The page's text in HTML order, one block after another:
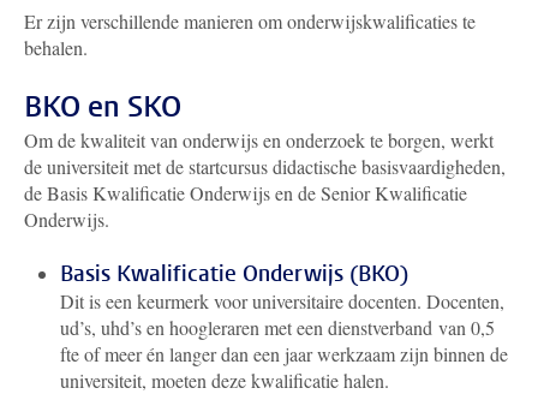
Er zijn verschillende manieren om onderwijskwalificaties te
behalen.
BKO en SKO
Om de kwaliteit van onderwijs en onderzoek te borgen, werkt
de universiteit met de startcursus didactische basisvaardigheden,
de Basis Kwalificatie Onderwijs en de Senior Kwalificatie
Onderwijs.
Basis Kwalificatie Onderwijs (BKO)
Dit is een keurmerk voor universitaire docenten. Docenten,
ud’s, uhd’s en hoogleraren met een dienstverband van 0,5
fte of meer én langer dan een jaar werkzaam zijn binnen de
universiteit, moeten deze kwalificatie halen.